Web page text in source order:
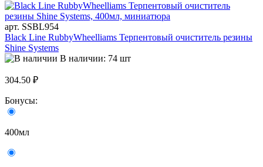
арт. SSBL954
Black Line RubbyWheelliams Терпентовый очиститель резины
Shine Systems
В наличии: 74 шт
304.50 ₽
Бонусы:
400мл